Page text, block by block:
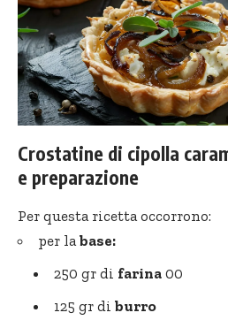
Crostatine di cipolla
e preparazione
Per questa ricetta occorrono:
per la base:
250 gr di farina 00
125 gr di burro